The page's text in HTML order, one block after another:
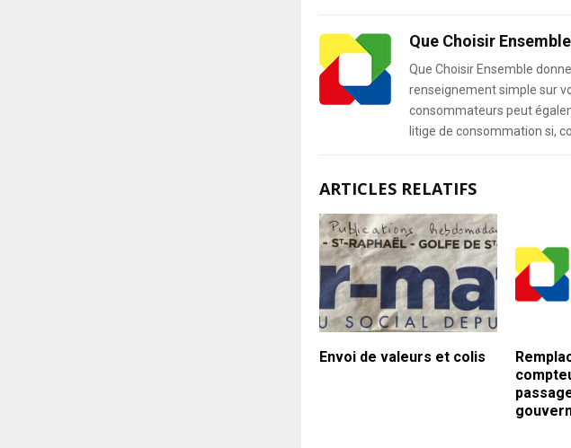
Que Choisir
Que Choisir Ensemble
renseignement simple sur
consommateurs peut
litige de consommation si,
ARTICLES RELATIFS
Envoi de valeurs et colis